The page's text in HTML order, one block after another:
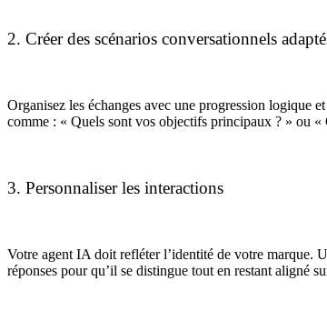
2. Créer des scénarios conversationnels
Organisez les échanges avec une progression logique
comme : « Quels sont vos objectifs principaux ? » ou «
3. Personnaliser les interactions
Votre agent IA doit refléter l’identité de votre marque.
réponses pour qu’il se distingue tout en restant aligné